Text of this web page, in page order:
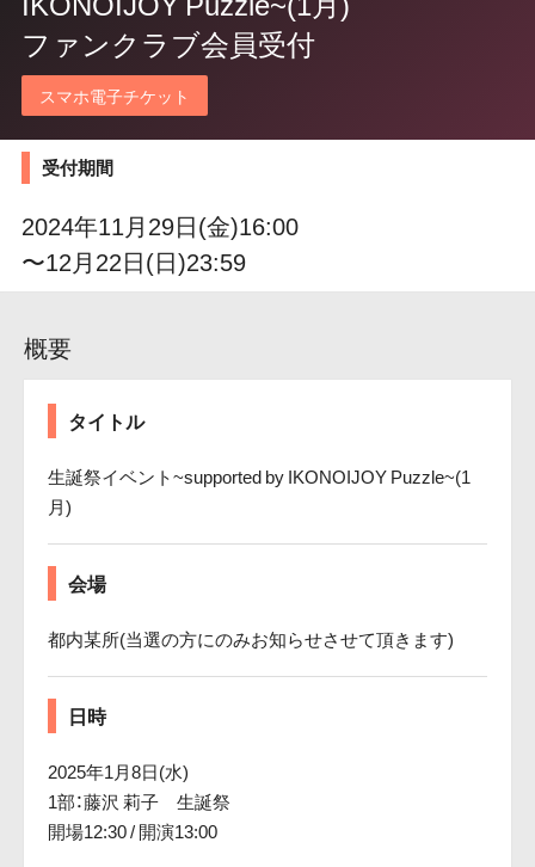
ファンクラブ会員受付
スマホ電子チケット
受付期間
2024年11月29日(金)16:00
〜12月22日(日)23:59
概要
タイトル
生誕祭イベント~supported by IKONOIJOY Puzzle~(1
月)
会場
都内某所(当選の方にのみお知らせさせて頂きます)
日時
2025年1月8日(水)
1部：藤沢 莉子 生誕祭
開場12:30 / 開演13:00